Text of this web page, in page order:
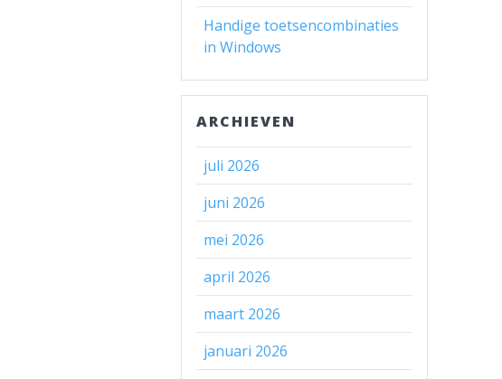
Handige toetsencombinaties
in Windows
ARCHIEVEN
juli 2026
juni 2026
mei 2026
april 2026
maart 2026
januari 2026